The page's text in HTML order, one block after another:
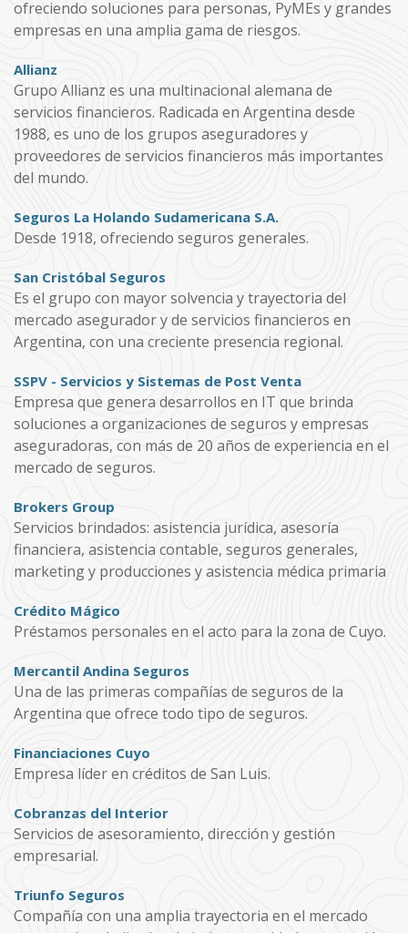
ofreciendo soluciones para personas, PyMEs y grandes
empresas en una amplia gama de riesgos.
Allianz
Grupo Allianz es una multinacional alemana de
servicios financieros. Radicada en Argentina desde
1988, es uno de los grupos aseguradores y
proveedores de servicios financieros más importantes
del mundo.
Seguros La Holando Sudamericana S.A.
Desde 1918, ofreciendo seguros generales.
San Cristóbal Seguros
Es el grupo con mayor solvencia y trayectoria del
mercado asegurador y de servicios financieros en
Argentina, con una creciente presencia regional.
SSPV - Servicios y Sistemas de Post Venta
Empresa que genera desarrollos en IT que brinda
soluciones a organizaciones de seguros y empresas
aseguradoras, con más de 20 años de experiencia en el
mercado de seguros.
Brokers Group
Servicios brindados: asistencia jurídica, asesoría
financiera, asistencia contable, seguros generales,
marketing y producciones y asistencia médica primaria
Crédito Mágico
Préstamos personales en el acto para la zona de Cuyo.
Mercantil Andina Seguros
Una de las primeras compañías de seguros de la
Argentina que ofrece todo tipo de seguros.
Financiaciones Cuyo
Empresa líder en créditos de San Luis.
Cobranzas del Interior
Servicios de asesoramiento, dirección y gestión
empresarial.
Triunfo Seguros
Compañía con una amplia trayectoria en el mercado